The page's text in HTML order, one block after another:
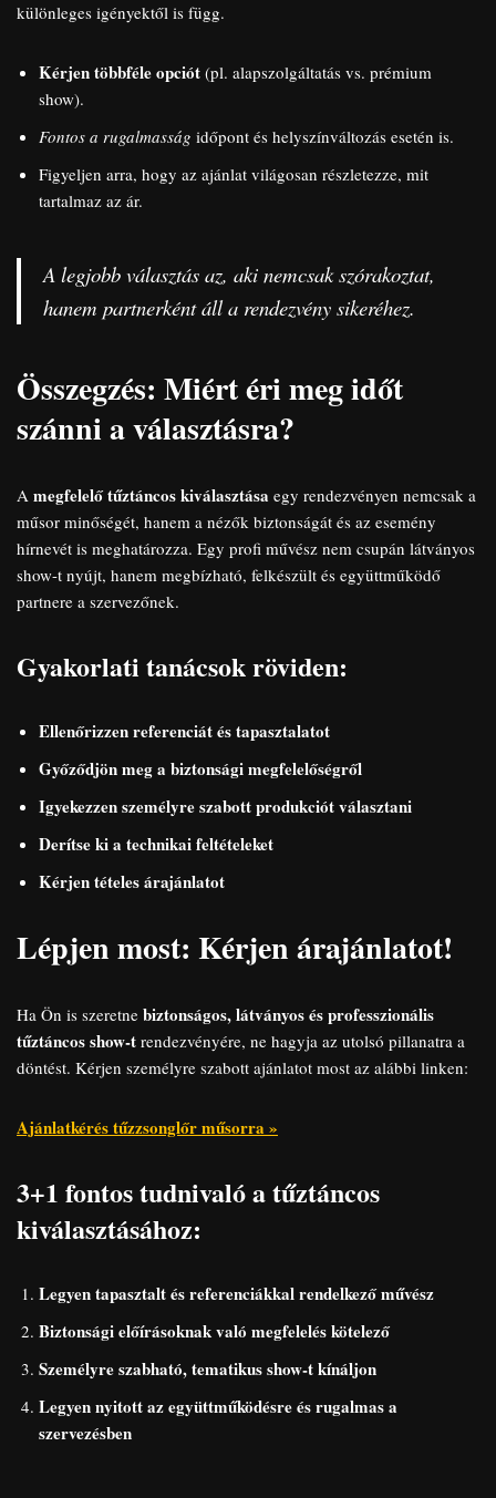
különleges igényektől is függ.
Kérjen többféle opciót (pl. alapszolgáltatás vs. prémium
show).
Fontos a rugalmasság időpont és helyszínváltozás esetén is.
Figyeljen arra, hogy az ajánlat világosan részletezze, mit
tartalmaz az ár.
A legjobb választás az, aki nemcsak szórakoztat,
hanem partnerként áll a rendezvény sikeréhez.
Összegzés: Miért éri meg időt
szánni a választásra?
A megfelelő tűztáncos kiválasztása egy rendezvényen nemcsak a
műsor minőségét, hanem a nézők biztonságát és az esemény
hírnevét is meghatározza. Egy profi művész nem csupán látványos
show-t nyújt, hanem megbízható, felkészült és együttműködő
partnere a szervezőnek.
Gyakorlati tanácsok röviden:
Ellenőrizzen referenciát és tapasztalatot
Győződjön meg a biztonsági megfelelőségről
Igyekezzen személyre szabott produkciót választani
Derítse ki a technikai feltételeket
Kérjen tételes árajánlatot
Lépjen most: Kérjen árajánlatot!
Ha Ön is szeretne biztonságos, látványos és professzionális
tűztáncos show-t rendezvényére, ne hagyja az utolsó pillanatra a
döntést. Kérjen személyre szabott ajánlatot most az alábbi linken:
Ajánlatkérés tűzzsonglőr műsorra »
3+1 fontos tudnivaló a tűztáncos
kiválasztásához:
Legyen tapasztalt és referenciákkal rendelkező művész
Biztonsági előírásoknak való megfelelés kötelező
Személyre szabható, tematikus show-t kínáljon
Legyen nyitott az együttműködésre és rugalmas a
szervezésben